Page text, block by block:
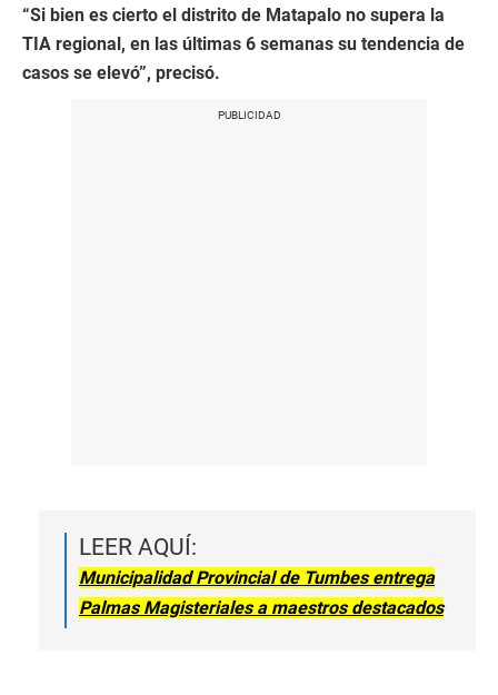
“Si bien es cierto el distrito de Matapalo no supera la
TIA regional, en las últimas 6 semanas su tendencia de
casos se elevó”, precisó.
LEER AQUÍ:
Municipalidad Provincial de Tumbes entrega
Palmas Magisteriales a maestros destacados